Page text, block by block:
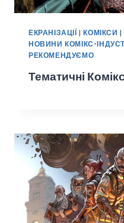
ЕКРАНІЗАЦІЇ |КОМІКСИ |
НОВИНИ КОМІКС-
РЕКОМЕНДУЄМО
Тематичні